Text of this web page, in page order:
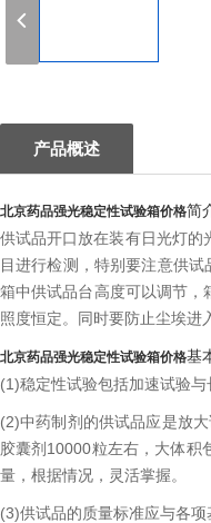
产品概述
北京药品强光稳定性试验箱价格简
供试品开口放在装有日光灯的
目进行检测，特别要注意供
箱中供试品台高度可以调节，
照度恒定。同时要防止尘埃进
北京药品强光稳定性试验箱价格基
(1)稳定性试验包括加速试验
(2)中药制剂的供试品应是放
胶囊剂10000粒左右，大体积
量，根据情况，灵活掌握。
(3)供试品的质量标准应与各